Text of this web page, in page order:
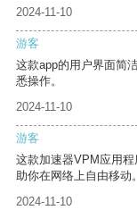
2024-11-10
游客
这款app的用户界面简
悉操作。
2024-11-10
游客
这款加速器VPM应用
助你在网络上自由移动。
2024-11-10